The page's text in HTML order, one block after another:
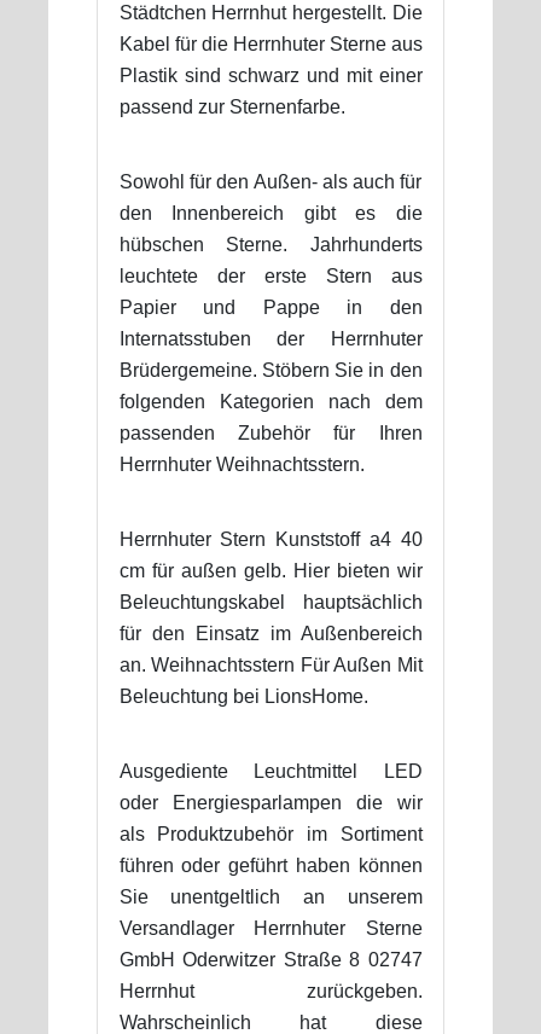
Städtchen Herrnhut hergestellt. Die
Kabel für die Herrnhuter Sterne aus
Plastik sind schwarz und mit einer
passend zur Sternenfarbe.
Sowohl für den Außen- als auch für
den Innenbereich gibt es die
hübschen Sterne. Jahrhunderts
leuchtete der erste Stern aus
Papier und Pappe in den
Internatsstuben der Herrnhuter
Brüdergemeine. Stöbern Sie in den
folgenden Kategorien nach dem
passenden Zubehör für Ihren
Herrnhuter Weihnachtsstern.
Herrnhuter Stern Kunststoff a4 40
cm für außen gelb. Hier bieten wir
Beleuchtungskabel hauptsächlich
für den Einsatz im Außenbereich
an. Weihnachtsstern Für Außen Mit
Beleuchtung bei LionsHome.
Ausgediente Leuchtmittel LED
oder Energiesparlampen die wir
als Produktzubehör im Sortiment
führen oder geführt haben können
Sie unentgeltlich an unserem
Versandlager Herrnhuter Sterne
GmbH Oderwitzer Straße 8 02747
Herrnhut zurückgeben.
Wahrscheinlich hat diese